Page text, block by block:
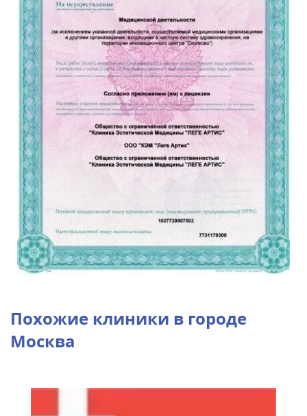
Похожие клиники в городе
Москва